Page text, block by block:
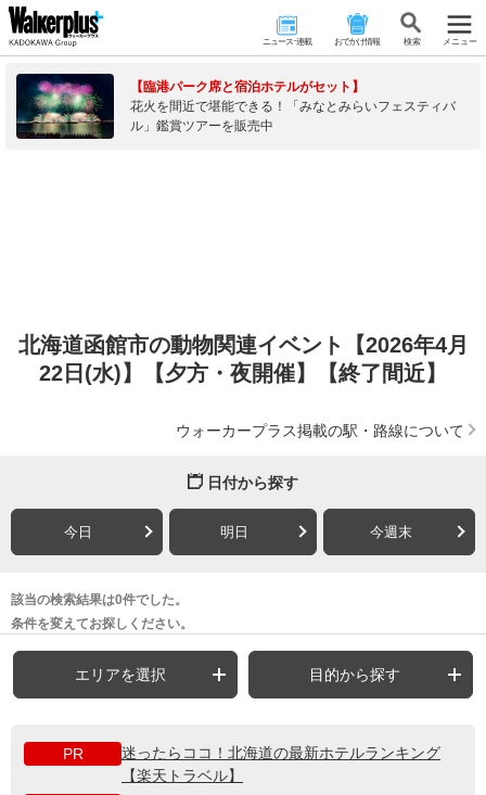
ニュース･連載 おでかけ情報 検 索 メニュー
【臨港パーク席と宿泊ホテルがセット】
花火を間近で堪能できる！「みなとみらいフェスティバ
ル」鑑賞ツアーを販売中
北海道函館市の動物関連イベント【2026年4月
22日(水)】【夕方・夜開催】【終了間近】
ウォーカープラス掲載の駅・路線について
日付から探す
今日 明日 今週末
該当の検索結果は0件でした。
条件を変えてお探しください。
エリアを選択 目的から探す
PR
迷ったらココ！北海道の最新ホテルランキング
【楽天トラベル】